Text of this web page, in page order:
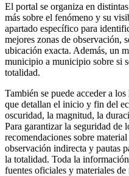
El portal se organiza en
más sobre el fenómeno y su
apartado específico para
mejores zonas de observación,
ubicación exacta. Además, un
municipio a municipio sobre si
totalidad.
También se puede acceder a
que detallan el inicio y fin del
oscuridad, la magnitud, la
Para garantizar la seguridad de
recomendaciones sobre
observación indirecta y pautas
la totalidad. Toda la
fuentes oficiales y materiales de